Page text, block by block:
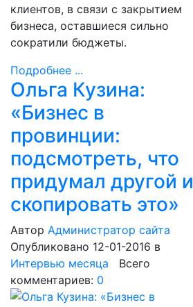
клиентов, в связи с закрытием
бизнеса, оставшиеся сильно
сократили бюджеты.
Подробнее ...
Ольга Кузина:
«Бизнес в
провинции:
подсмотреть, что
придумал другой и
скопировать это»
Автор Администратор сайта
Опубликовано 12-01-2016 в
Интервью месяца Всего
комментариев: 0